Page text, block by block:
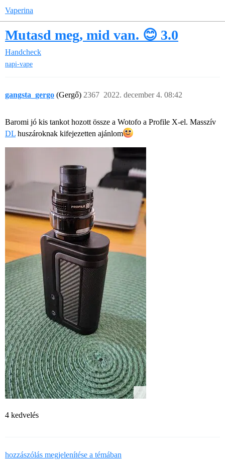
Vaperina
Mutasd meg, mid van. 😊 3.0
Handcheck
napi-vape
gangsta_gergo (Gergő) 2022. december 4. 08:42
2367
Baromi jó kis tankot hozott össze a Wotofo a Profile X-el. Masszív
DL huszároknak kifejezetten ajánlom​
4 kedvelés
hozzászólás megjelenítése a témában